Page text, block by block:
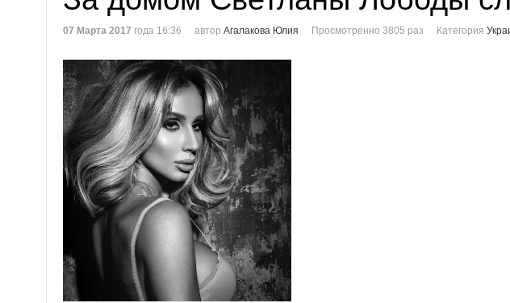
07 Марта 2017 года 16:36 автор Агалакова Юлия Просмотренно 3805 раз Категория